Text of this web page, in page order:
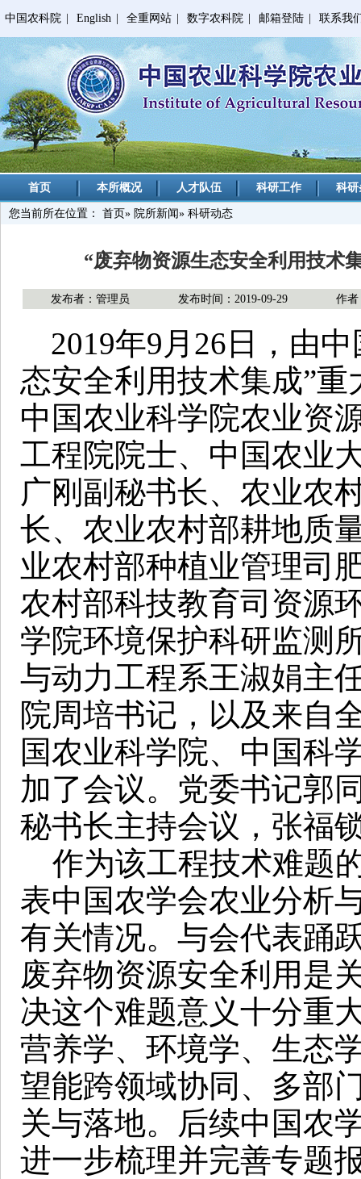
中国农科院 English 全重网站 数字农科院 邮箱登陆 联系我
首页 本所概况 人才队伍 科研工作 科
您当前所在位置： 首页» 院所新闻» 科研动态
“废弃物资源生态安全利用技术
发布者：管理员 发布时间：2019-09-29 作者
2019年9月26日，由
态安全利用技术集成”
中国农业科学院农业资
工程院院士、中国农业
广刚副秘书长、农业农
长、农业农村部耕地质
业农村部种植业管理司
农村部科技教育司资源
学院环境保护科研监测
与动力工程系王淑娟主
院周培书记，以及来自
国农业科学院、中国科
加了会议。党委书记郭
秘书长主持会议，张福
作为该工程技术难题
表中国农学会农业分析
有关情况。与会代表踊
废弃物资源安全利用是
决这个难题意义十分重
营养学、环境学、生态
望能跨领域协同、多部
关与落地。后续中国农
进一步梳理并完善专题